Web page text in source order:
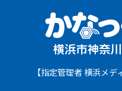
【指定管理者 横浜メデ